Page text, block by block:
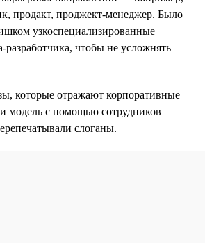
продакт, проджект-менеджер. Было
узкоспециализированные
разработчика, чтобы не усложнять
которые отражают корпоративные
модель с помощью сотрудников
слоганы.